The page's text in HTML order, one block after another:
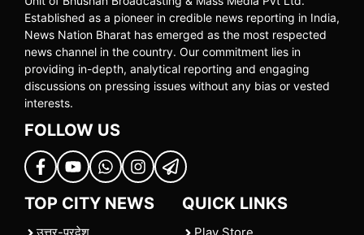
Established as a pioneer in credible news reporting in India,
News Nation Bharat has emerged as the most respected
news channel in the country. Our commitment lies in
providing in-depth, analytical reporting and engaging
discussions on pressing issues without any bias or vested
interests.
FOLLOW US
TOP CITY NEWS QUICK LINKS